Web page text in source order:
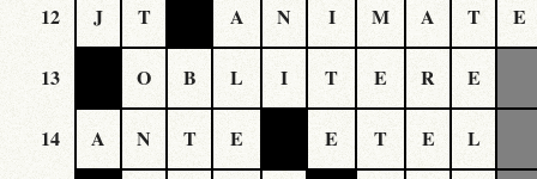
12 J T A N I M A T E
13 O B L I T E R E
14 A N T E E T E L